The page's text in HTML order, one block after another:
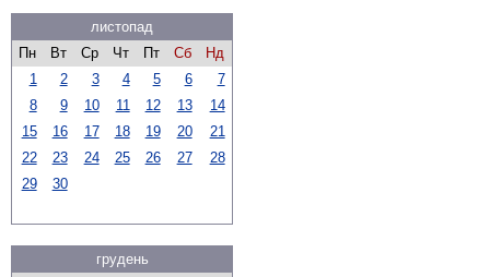
листопад
Пн
Вт Ср Чт Пт Сб
Нд
1
2 3 4 5 6
7
8
9 10 11 12 13
14
15
16 17 18 19 20
21
22
23 24 25 26 27
28
29
30
грудень